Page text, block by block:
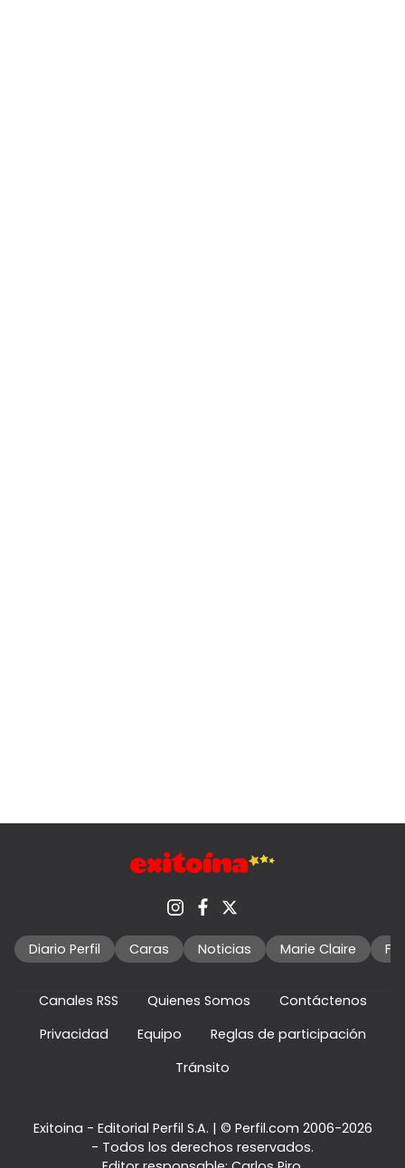
Diario Perfil Caras Noticias Marie Claire
Canales RSS Quienes Somos
Contáctenos
Privacidad
Equipo
Reglas de participación
Tránsito
Exitoina - Editorial Perfil S.A. | © Perfil.com 2006-2026
- Todos los derechos reservados.